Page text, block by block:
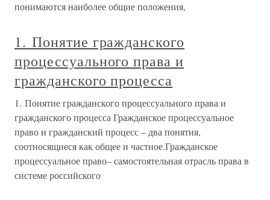
понимаются наиболее общие положения,
1. Понятие гражданского
процессуального права и
гражданского процесса
1. Понятие гражданского процессуального права и
гражданского процесса Гражданское процессуальное
право и гражданский процесс – два понятия,
соотносящиеся как общее и частное.Гражданское
процессуальное право– самостоятельная отрасль права в
системе российского